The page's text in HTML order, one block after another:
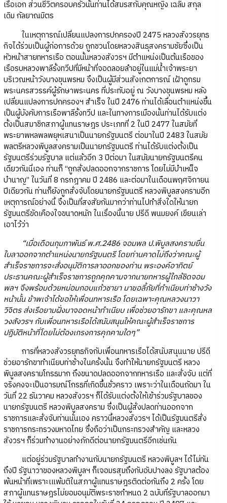
เรือเอก ส่วนชีวิตครอบครัวนั้นท่านได้สมรสกับคุณหญิง เฉลิม สกุล
เดิม กัลยาณมิตร
ในเหตุการณ์เปลี่ยนแปลงการปกครองปี 2475 หลวงสังวรยุทธ
กิจได้ร่วมเป็นผู้ก่อการด้วย ถูกชวนโดยหลวงสินธุสงครามชัยซึ่งเป็น
หัวหน้าสายทหารเรือ ตอนนั้นหลวงสังวรฯ มีตำแหน่งเป็นต้นเรือของ
เรือรบหลวงพาลีรั้งทวีปที่มีหน้าที่จอดลอยลำอยู่ในแม่น้ำเจ้าพระยา
บริเวณหน้าวังบางขุนพรหม จึงเป็นผู้มีส่วนสังเกตการณ์ เฝ้าดูกรม
พระนครสวรรค์ผู้รักษาพระนคร ที่ประทับอยู่ ณ วังบางขุนพรหม หลัง
เปลี่ยนแปลงการปกครองฯ สำเร็จ ในปี 2476 ท่านได้เลื่อนตำแหน่งขึ้น
เป็นผู้บังคับการเรือพาลีรั้งทวีป และในทางการเมืองนั้นท่านได้รับแต่ง
ตั้งเป็นสมาชิกสภาผู้แทนราษฎร ประเภทที่ 2 ในปี 2477 ในสมัยที่
พระยาพหลพลพยุหเสนาเป็นนายกรัฐมนตรี ต่อมาในปี 2483 ในสมัย
พลตรีหลวงพิบูลสงครามเป็นนายกรัฐมนตรี ท่านได้รับแต่งตั้งเป็น
รัฐมนตรีร่วมรัฐบาล แต่แล้วอีก 3 ปีต่อมา ในสมัยนายกรัฐมนตรีคน
เดียวกันนี่เอง ท่านก็ “ถูกสั่งปลดออกจากราชการ โดยไม่มีบำเหน็จ
บำนาญ” ในวันที่ 8 กรกฎาคม ปี 2486 และต่อมาในเดือนพฤศจิกายน
ปีเดียวกัน ท่านก็ยังถูกสั่งจับโดยนายกรัฐมนตรี หลวงพิบูลสงครามอีก
เหตุการณ์อย่างนี้ จึงเป็นที่สงสัยกันมากว่าท่านไปทำสิ่งใดให้นายก
รัฐมนตรีขัดเคืองใจขนาดหนัก ในเรื่องนี้นาย ปรีดี พนมยงค์ เขียนเล่า
เอาไว้ว่า
“เมื่อเดือนกุมภาพันธ์ พ.ศ.2486 จอมพล ป.พิบูลสงครามยื่น
ใบลาออกจากตำแหน่งนายกรัฐมนตรี โดยท่านคาดไม่ถึงว่าคณะผู้
สำเร็จราชการจะสั่งอนุมัติการลาออกของท่าน พระองค์อาทิตย์
ประธานคณะผู้สำเร็จราชการถูกคุกคามจากนายทหารผู้ใกล้ชิดจอม
พลฯ จึงพร้อมด้วยหม่อมกอบแก้วชายา มาขอลี้ภัยที่ทำเนียบท่าช้างวัง
หน้านั้น ข้าพเจ้าได้ขอให้เพื่อนทหารเรือ โดยเฉพาะคุณหลวงนาวา
วิจิตร ส่งเรือยามฝั่งมาจอดหน้าทำเนียบ เพื่อช่วยอารักขา และคุณหล
วงสังวรฯ กับเพื่อนทหารเรือได้สนับสนุนให้คณะผู้สำเร็จราชการ
ปฏิบัติหน้าที่โดยไม่ต้องเกรงการคุกคามใดๆ”
การที่หลวงสังวรยุทธกิจกับเพื่อนทหารเรือได้สนับสนุนนาย ปรีดี
ช่วยอารักขาทำเนียบท่าช้างในครั้งนั้น จึงทำให้นายกรัฐมนตรี หลวง
พิบูลสงครามโกรธมาก ถึงขนาดปลดออกจากทหารเรือ และสั่งจับ แต่ที่
จริงคงจะเป็นอารมณ์โกรธที่เกิดขึ้นชั่วคราว เพราะว่าในเดือนถัดมา ใน
วันที่ 22 ธันวาคม หลวงสังวรฯ ก็ได้รับแต่งตั้งให้เข้าร่วมรัฐบาลของ
นายกรัฐมนตรี หลวงพิบูลสงคราม ซึ่งเป็นผู้สั่งปลดท่านออกจาก
ราชการและสั่งจับท่านนั่นเอง คราวนี้หลวงสังวรฯ ได้เป็นรัฐมนตรีสั่ง
ราชการกระทรวงมหาดไทย ซึ่งถือว่าเป็นกระทรวงสำคัญ และหลวง
สังวรฯ ก็ร่วมทำงานอย่างภักดีต่อนายกรัฐมนตรีอีกเช่นกัน
แต่อยู่ร่วมรัฐบาลทำงานกับนายกรัฐมนตรี หลวงพิบูลฯ ได้ไม่ทัน
ถึงปี รัฐนาวาของหลวงพิบูลฯ ก็เจอมรสุมถึงกับอับปางลง รัฐบาลต้อง
พ้นหน้าที่เพราะเแพ้มติในสภาผู้แทนราษฎรติดต่อกันถึง 2 ครั้ง โดย
สภาผู้แทนราษฎรไม่ยอมอนุมัติพระราชกำหนด 2 ฉบับที่รัฐบาลออกมา